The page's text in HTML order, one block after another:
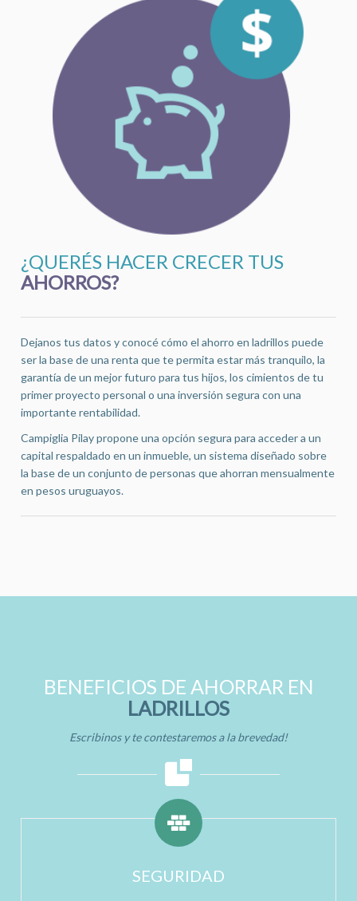
¿QUERÉS HACER CRECER TUS
AHORROS?
Dejanos tus datos y conocé cómo el ahorro en ladrillos puede
ser la base de una renta que te permita estar más tranquilo, la
garantía de un mejor futuro para tus hijos, los cimientos de tu
primer proyecto personal o una inversión segura con una
importante rentabilidad.
Campiglia Pilay propone una opción segura para acceder a un
capital respaldado en un inmueble, un sistema diseñado sobre
la base de un conjunto de personas que ahorran mensualmente
en pesos uruguayos.
BENEFICIOS DE AHORRAR EN
LADRILLOS
Escribinos y te contestaremos a la brevedad!
SEGURIDAD